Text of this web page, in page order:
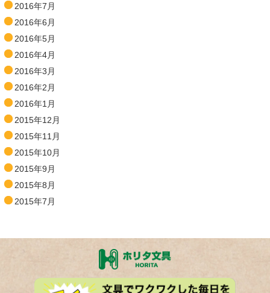
2016年7月
2016年6月
2016年5月
2016年4月
2016年3月
2016年2月
2016年1月
2015年12月
2015年11月
2015年10月
2015年9月
2015年8月
2015年7月